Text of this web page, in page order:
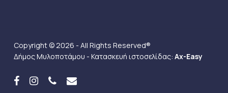
Copyright © 2026 - All Rights Reserved®
Δήμος Μυλοποτάμου - Κατασκευή ιστοσελίδας: Ax-Easy
facebookinstagramphoneemail